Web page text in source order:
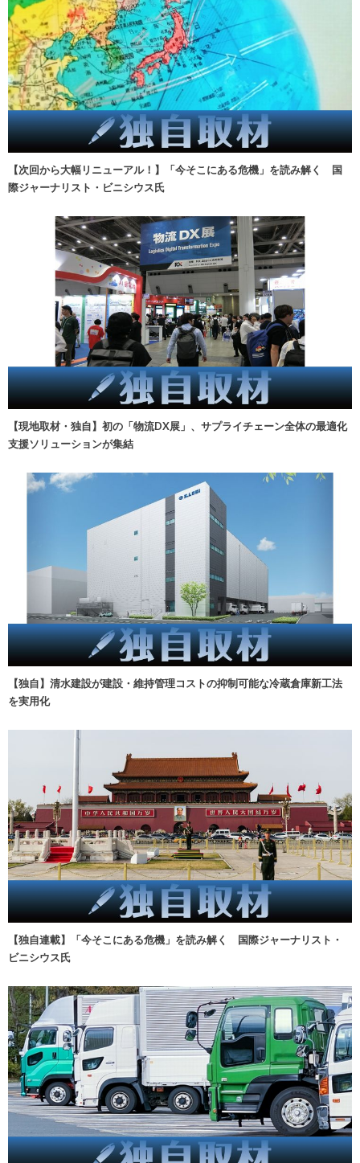
【次回から大幅リニューアル！】「今そこにある危機」を読み解く 国
際ジャーナリスト・ビニシウス氏
【現地取材・独自】初の「物流DX展」、サプライチェーン全体の最適化
支援ソリューションが集結
【独自】清水建設が建設・維持管理コストの抑制可能な冷蔵倉庫新工法
を実用化
【独自連載】「今そこにある危機」を読み解く 国際ジャーナリスト・
ビニシウス氏